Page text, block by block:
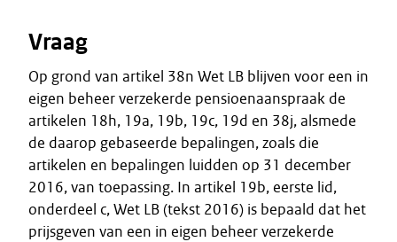
Vraag
Op grond van artikel 38n Wet LB blijven voor een in
eigen beheer verzekerde pensioenaanspraak de
artikelen 18h, 19a, 19b, 19c, 19d en 38j, alsmede
de daarop gebaseerde bepalingen, zoals die
artikelen en bepalingen luidden op 31 december
2016, van toepassing. In artikel 19b, eerste lid,
onderdeel c, Wet LB (tekst 2016) is bepaald dat het
prijsgeven van een in eigen beheer verzekerde